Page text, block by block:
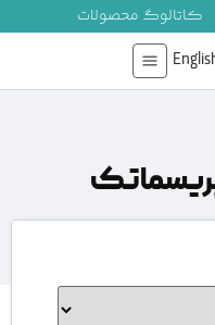
کاتالوگ محصولات